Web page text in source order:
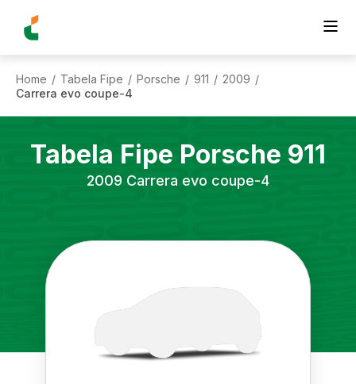
Home / Tabela Fipe / Porsche / 911 / 2009 /
Carrera evo coupe-4
Tabela Fipe Porsche 911
2009 Carrera evo coupe-4